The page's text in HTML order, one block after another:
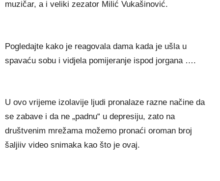
muzičar, a i veliki zezator Milić Vukašinović.
Pogledajte kako je reagovala dama kada je ušla u
spavaću sobu i vidjela pomijeranje ispod jorgana ….
U ovo vrijeme izolavije ljudi pronalaze razne načine da
se zabave i da ne „padnu“ u depresiju, zato na
društvenim mrežama možemo pronaći oroman broj
šaljiiv video snimaka kao što je ovaj.